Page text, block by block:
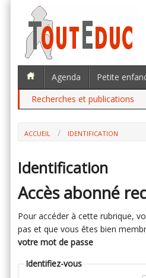
Agenda Petite
Recherches et publications
ACCUEIL IDENTIFICATION
Identification
Accès abonné
Pour accéder à cette rubrique,
pas et que vous êtes bien
votre mot de passe
Identifiez-vous